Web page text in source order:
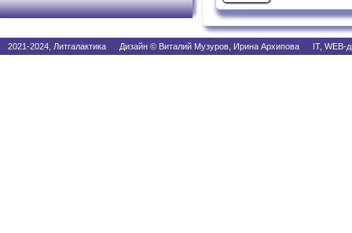
2021-2024, Литгалактика Дизайн © Виталий Музуров, Ирина Архипова IT, WEB-